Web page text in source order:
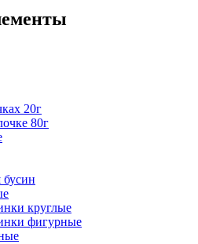
20г
80г
бусин
круглые
фигурные